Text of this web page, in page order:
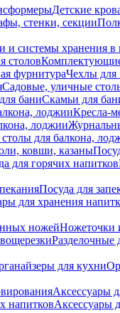
Детские
стенки, секции
и системы хранения
столовКомплектующие
фурнитураЧехлы для
Садовые, уличные
баниСкамьи для
лоджииКресла-
лоджии
для балкона,
ковши, казаны
для горячих напитков
Посуда для
для хранения
ножейНожеточки
Разделочные
для кухни
Аксессуары
напитковАксессуары